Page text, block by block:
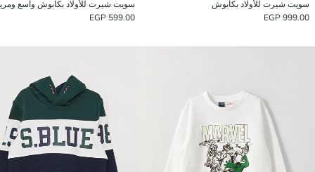
سويت شيرت للأولاد بكابوش
999.00 EGP
سويت شيرت للأولاد بكابوش واسع
599.00 EGP